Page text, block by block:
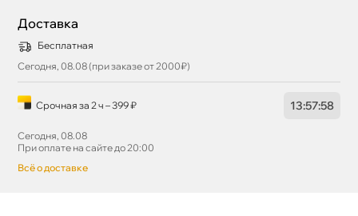
Доставка
Бесплатная
Сегодня, 08.08 (при заказе от 2000₽)
Срочная за 2 ч – 399 ₽ 13:57:58
Сегодня, 08.08
При оплате на сайте до 20:00
сё о доставке